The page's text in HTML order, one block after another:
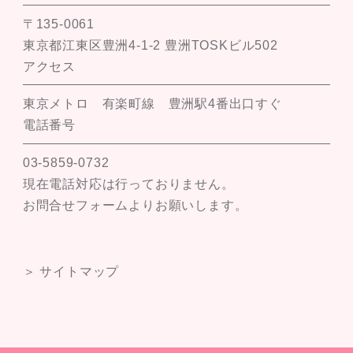
〒135-0061
東京都江東区豊洲4-1-2 豊洲TOSKビル502
アクセス
東京メトロ 有楽町線 豊洲駅4番出口すぐ
電話番号
03-5859-0732
現在電話対応は行っておりません。
お問合せフォームよりお願いします。
＞ サイトマップ